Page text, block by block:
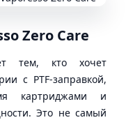
Zero Care
тем, кто хочет
с PTF-заправкой,
картриджами и
Это не самый